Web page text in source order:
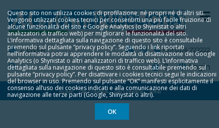
Questo sito non utilizza cookies di profilazione, né propri né di altri siti.
Vengono utilizzati cookies tecnici per consentirti una più facile fruizione di
alcune funzionalità del sito e Google Analytics (o Shyinistat o altri
analizzatori di traffico web) per migliorare le funzionalità del sito.
L‘informativa dettagliata sulla navigazione di questo sito è consultabile
premendo sul pulsante “privacy policy”. Seguendo i link riportati
nell‘informativa potrai apprendere le modalità di disattivazione dei Google
Analytics (o Shynistat o altri analizzatori di traffico web). L‘informativa
dettagliata sulla navigazione di questo sito è consultabile premendo sul
pulsante “privacy policy”. Per disattivare i cookies tecnici segui le indicazioni
del browser in uso. Premendo sul pulsante “OK” manifesti esplicitamente il
consenso all‘uso dei cookies indicati e alla comunicazione dei dati di
navigazione alle terze parti (Google, Shinystat o altri).
OK
IT EN FR +39 0174 722222
Login
0
HOME GINTONERIA GINTONERIA 07141